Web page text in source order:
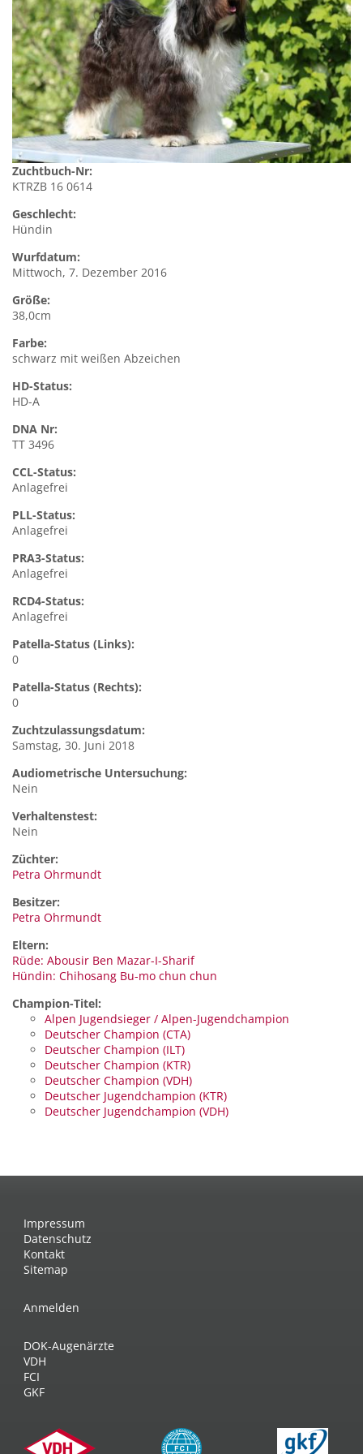
Zuchtbuch-Nr:
KTRZB 16 0614
Geschlecht:
Hündin
Wurfdatum:
Mittwoch, 7. Dezember 2016
Größe:
38,0cm
Farbe:
schwarz mit weißen Abzeichen
HD-Status:
HD-A
DNA Nr:
TT 3496
CCL-Status:
Anlagefrei
PLL-Status:
Anlagefrei
PRA3-Status:
Anlagefrei
RCD4-Status:
Anlagefrei
Patella-Status (Links):
0
Patella-Status (Rechts):
0
Zuchtzulassungsdatum:
Samstag, 30. Juni 2018
Audiometrische Untersuchung:
Nein
Verhaltenstest:
Nein
Züchter:
Petra Ohrmundt
Besitzer:
Petra Ohrmundt
Eltern:
Rüde: Abousir Ben Mazar-I-Sharif
Hündin: Chihosang Bu-mo chun chun
Champion-Titel:
Alpen Jugendsieger / Alpen-Jugendchampion
Deutscher Champion (CTA)
Deutscher Champion (ILT)
Deutscher Champion (KTR)
Deutscher Champion (VDH)
Deutscher Jugendchampion (KTR)
Deutscher Jugendchampion (VDH)
Impressum
Datenschutz
Kontakt
Sitemap
Anmelden
DOK-Augenärzte
VDH
FCI
GKF